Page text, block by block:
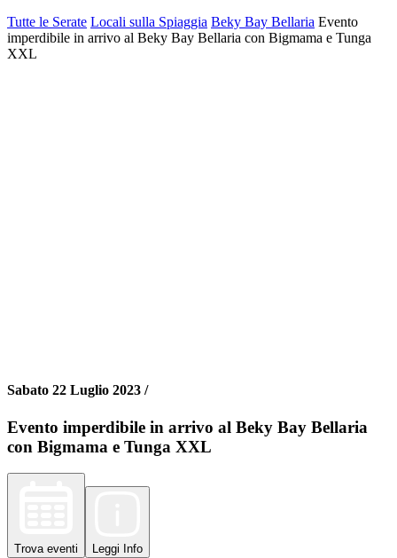
Tutte le Serate Locali sulla Spiaggia Beky Bay Bellaria Evento
imperdibile in arrivo al Beky Bay Bellaria con Bigmama e Tunga
XXL
Sabato 22 Luglio 2023 /
Evento imperdibile in arrivo al Beky Bay Bellaria
con Bigmama e Tunga XXL
Trova eventi Leggi Info